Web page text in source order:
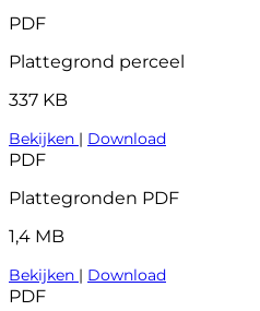
PDF
Plattegrond perceel
337 KB
Bekijken | Download
PDF
Plattegronden PDF
1,4 MB
Bekijken | Download
PDF